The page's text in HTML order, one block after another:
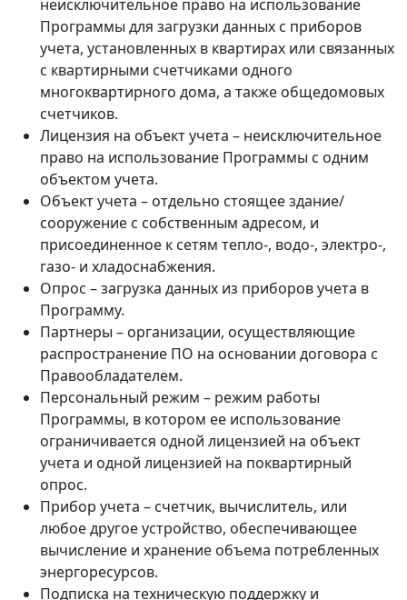
неисключительное право на использование
Программы для загрузки данных с приборов
учета, установленных в квартирах или связанных
с квартирными счетчиками одного
многоквартирного дома, а также общедомовых
счетчиков.
Лицензия на объект учета – неисключительное
право на использование Программы с одним
объектом учета.
Объект учета – отдельно стоящее здание/
сооружение с собственным адресом, и
присоединенное к сетям тепло-, водо-, электро-,
газо- и хладоснабжения.
Опрос – загрузка данных из приборов учета в
Программу.
Партнеры – организации, осуществляющие
распространение ПО на основании договора с
Правообладателем.
Персональный режим – режим работы
Программы, в котором ее использование
ограничивается одной лицензией на объект
учета и одной лицензией на поквартирный
опрос.
Прибор учета – счетчик, вычислитель, или
любое другое устройство, обеспечивающее
вычисление и хранение объема потребленных
энергоресурсов.
Подписка на техническую поддержку и